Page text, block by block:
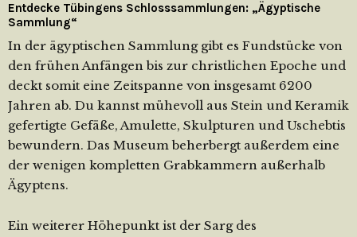
Entdecke Tübingens Schlosssammlungen: „Ägyptische
Sammlung“
In der ägyptischen Sammlung gibt es Fundstücke von
den frühen Anfängen bis zur christlichen Epoche und
deckt somit eine Zeitspanne von insgesamt 6200
Jahren ab. Du kannst mühevoll aus Stein und Keramik
gefertigte Gefäße, Amulette, Skulpturen und Uschebtis
bewundern. Das Museum beherbergt außerdem eine
der wenigen kompletten Grabkammern außerhalb
Ägyptens.
Ein weiterer Höhepunkt ist der Sarg des